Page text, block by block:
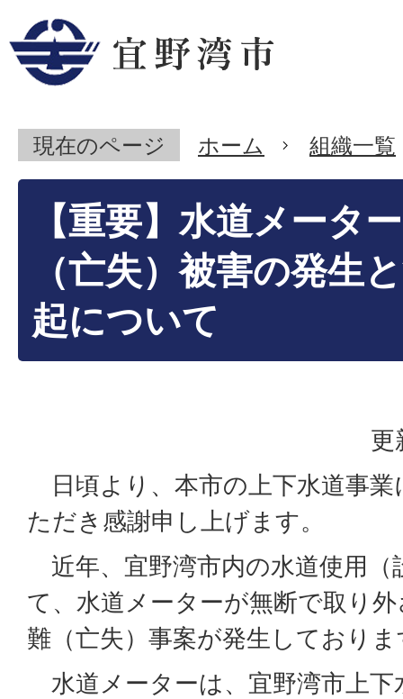
現在のページ ホーム 組織一覧
【重要】水道メータ
（亡失）被害の発生
起について
更
日頃より、本市の上下水道事
ただき感謝申し上げます。
近年、宜野湾市内の水道使用（
て、水道メーターが無断で取り
難（亡失）事案が発生しており
水道メーターは、宜野湾市上下